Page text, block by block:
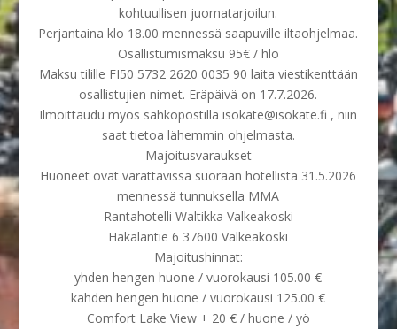
kohtuullisen juomatarjoilun.
Perjantaina klo 18.00 mennessä saapuville iltaohjelmaa.
Osallistumismaksu 95€ / hlö
Maksu tilille FI50 5732 2620 0035 90 laita viestikenttään
osallistujien nimet. Eräpäivä on 17.7.2026.
Ilmoittaudu myös sähköpostilla isokate@isokate.fi , niin
saat tietoa lähemmin ohjelmasta.
Majoitusvaraukset
Huoneet ovat varattavissa suoraan hotellista 31.5.2026
mennessä tunnuksella MMA
Rantahotelli Waltikka Valkeakoski
Hakalantie 6 37600 Valkeakoski
Majoitushinnat:
yhden hengen huone / vuorokausi 105.00 €
kahden hengen huone / vuorokausi 125.00 €
Comfort Lake View + 20 € / huone / yö